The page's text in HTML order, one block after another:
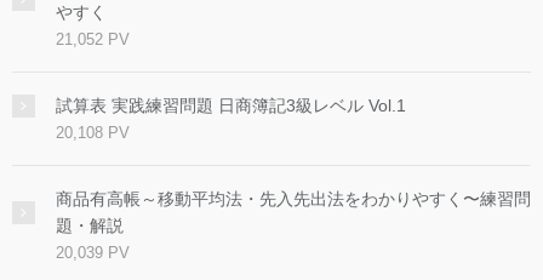
やすく
21,052 PV
試算表 実践練習問題 日商簿記3級レベル Vol.1
20,108 PV
商品有高帳～移動平均法・先入先出法をわかりやすく〜練習問
題・解説
20,039 PV